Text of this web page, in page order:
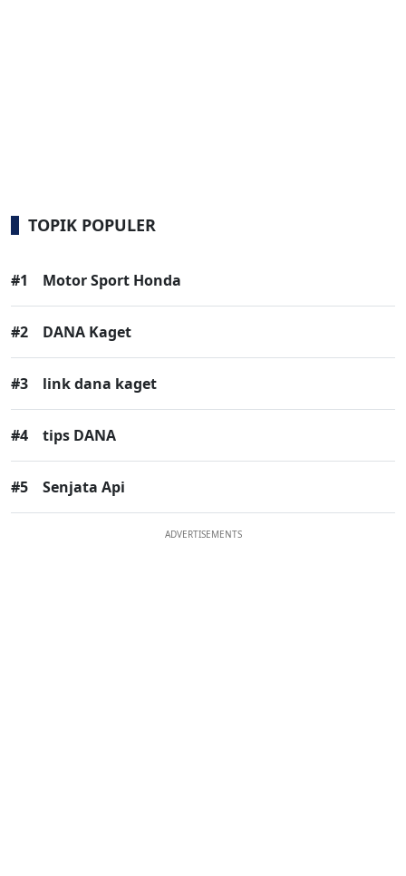
TOPIK POPULER
#1 Motor Sport Honda
#2 DANA Kaget
#3 link dana kaget
#4 tips DANA
#5 Senjata Api
ADVERTISEMENTS